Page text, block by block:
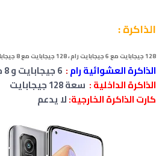
الذاكرة :
128 جيجابايت مع 6 جيجابايت رام ،
الذاكرة العشوائية رام: 6 جيجابايت
و 8 جيجابايت
الذاكرة الداخلية : سعة 128 جيجابايت
كارت الذاكرة الخارجية:لا يدعم